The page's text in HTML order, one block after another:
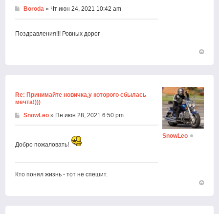
Boroda » Чт июн 24, 2021 10:42 am
Поздравления!!! Ровных дорог
Re: Принимайте новичка,у которого сбылась
мечта!)))
SnowLeo » Пн июн 28, 2021 6:50 pm
Добро пожаловать!
Кто понял жизнь - тот не спешит.
SnowLeo